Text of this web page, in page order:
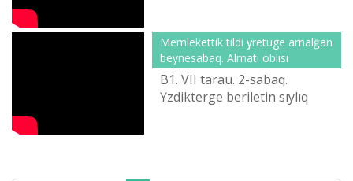
Memlekettіk tіldі үyretuge arnalğan
beynesabaq. Almatı oblısı
B1. VІІ tarau. 2-sabaq.
Үzdіkterge berіletіn sıylıq